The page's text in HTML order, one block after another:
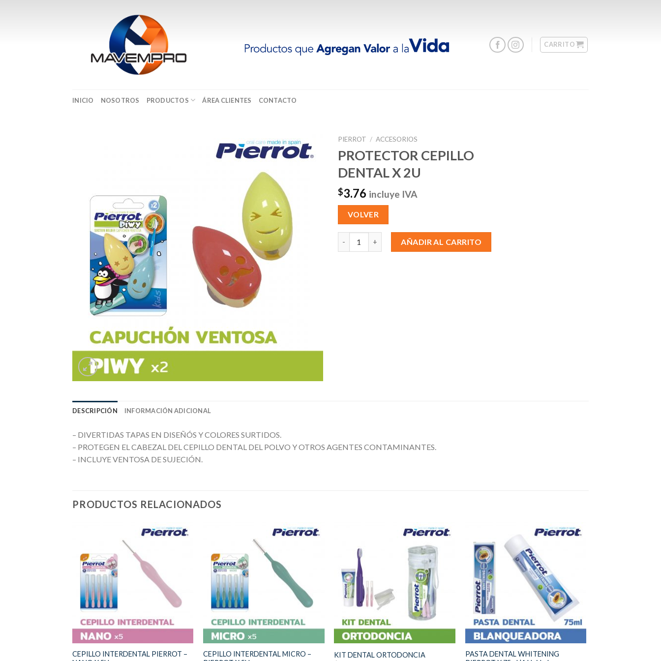
CARRITO
INICIO NOSOTROS PRODUCTOS ÁREA CLIENTES CONTACTO
PIERROT / ACCESORIOS
PROTECTOR CEPILLO
DENTAL X 2U
$3.76 incluye IVA
VOLVER
PROTECTOR CEPILLO DENTAL X 2U cantidad
AÑADIR AL CARRITO
DESCRIPCIÓN INFORMACIÓN ADICIONAL
– DIVERTIDAS TAPAS EN DISEÑÓS Y COLORES SURTIDOS.
– PROTEGEN EL CABEZAL DEL CEPILLO DENTAL DEL POLVO Y OTROS AGENTES CONTAMINANTES.
– INCLUYE VENTOSA DE SUJECIÓN.
PRODUCTOS RELACIONADOS
CEPILLO INTERDENTAL PIERROT –
CEPILLO INTERDENTAL MICRO –
KIT DENTAL ORTODONCIA
PASTA DENTAL WHITENING